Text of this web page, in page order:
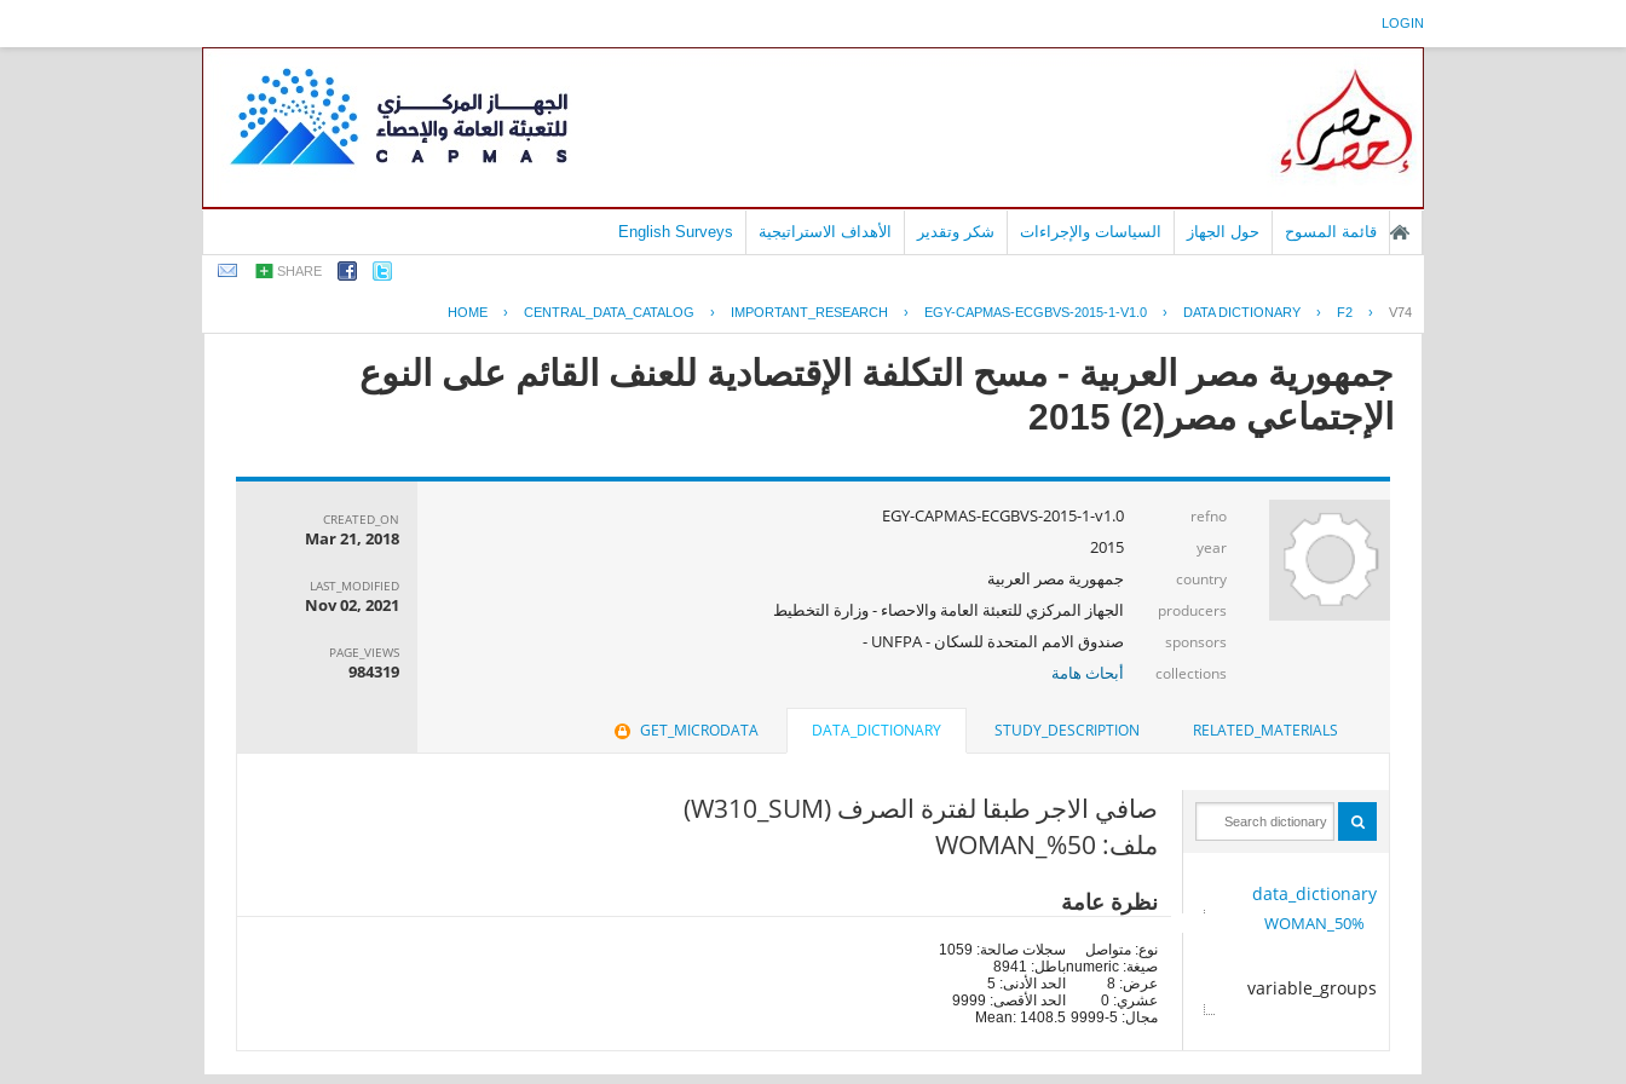
LOGIN
قائمة المسوح حول الجهاز السياسات والإجراءات شكر وتقدير الأهداف الاستراتيجية English Surveys
SHARE
HOME › CENTRAL_DATA_CATALOG › IMPORTANT_RESEARCH › EGY-CAPMAS-ECGBVS-2015-1-V1.0 › DATA DICTIONARY › F2 › V74
جمهورية مصر العربية - مسح التكلفة الإقتصادية للعنف القائم على النوع
الإجتماعي مصر(2) 2015
refno
EGY-CAPMAS-ECGBVS-2015-1-v1.0
year
2015
country جمهورية مصر العربية
producers الجهاز المركزي للتعبئة العامة والاحصاء - وزارة التخطيط
sponsors صندوق الامم المتحدة للسكان - UNFPA -
collections أبحاث هامة
CREATED_ON
Mar 21, 2018
LAST_MODIFIED
Nov 02, 2021
PAGE_VIEWS
984319
RELATED_MATERIALS
STUDY_DESCRIPTION
DATA_DICTIONARY
GET_MICRODATA
data_dictionary
50%_WOMAN
variable_groups
صافي الاجر طبقا لفترة الصرف (W310_SUM)
ملف: 50%_WOMAN
نظرة عامة
نوع: متواصل
صيغة: numeric
عرض: 8
عشري: 0
مجال: 5-9999
سجلات صالحة: 1059
باطل: 8941
الحد الأدنى: 5
الحد الأقصى: 9999
Mean: 1408.5